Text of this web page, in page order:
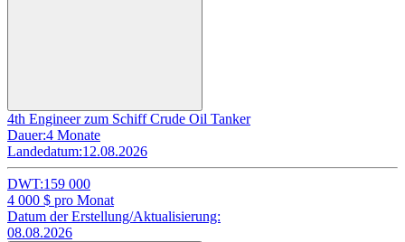
4th Engineer zum Schiff Crude Oil Tanker
Dauer:4 Monate
Landedatum:12.08.2026
DWT:159 000
4 000 $ pro Monat
Datum der Erstellung/Aktualisierung:
08.08.2026